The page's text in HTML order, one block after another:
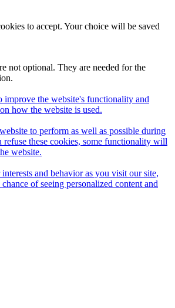
to accept. Your choice will be saved
not optional. They are needed for the
improve the website's functionality and
how the website is used.
to perform as well as possible during
these cookies, some functionality will
website.
and behavior as you visit our site,
of seeing personalized content and